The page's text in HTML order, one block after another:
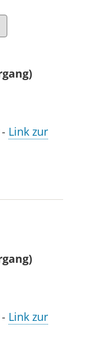
- Link zur
- Link zur